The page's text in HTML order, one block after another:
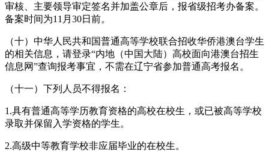
审核、主要领导审定签名并加盖公章后，报省级招考办备案。
备案时间为11月30日前。
（十）中华人民共和国普通高等学校联合招收华侨港澳台学生
的相关信息，请登录“内地（中国大陆）高校面向港澳台招生
信息网”查询报考事宜，不需在辽宁省参加普通高考报名。
（十一）下列人员不得报名：
1.具有普通高等学历教育资格的高校在校生，或已被高等学校
录取并保留入学资格的学生。
2.高级中等教育学校非应届毕业的在校生。